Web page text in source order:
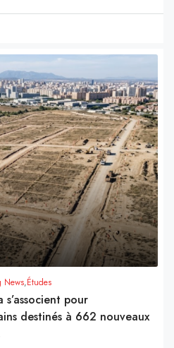
News,Études
pour
destinés à 662 nouveaux